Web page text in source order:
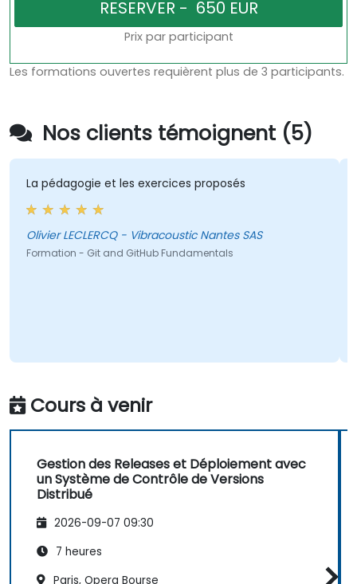
Prix par participant
Les formations ouvertes requièrent plus de 3 participants.
Nos clients témoignent (5)
La pédagogie et les exercices proposés
Olivier LECLERCQ - Vibracoustic Nantes SAS
Formation - Git and GitHub Fundamentals
Cours à venir
Gestion des Releases et Déploiement avec
un Système de Contrôle de Versions
Distribué
2026-09-07 09:30
7 heures
Paris, Opera Bourse